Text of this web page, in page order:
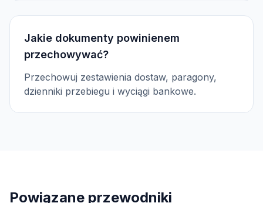
Jakie dokumenty powinienem
przechowywać?
Przechowuj zestawienia dostaw, paragony,
dzienniki przebiegu i wyciągi bankowe.
Powiązane przewodniki